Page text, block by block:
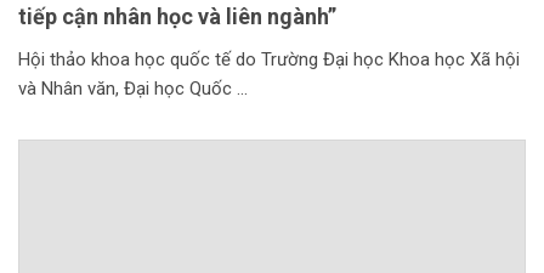
tiếp cận nhân học và liên ngành”
Hội thảo khoa học quốc tế do Trường Đại học Khoa học Xã hội
và Nhân văn, Đại học Quốc